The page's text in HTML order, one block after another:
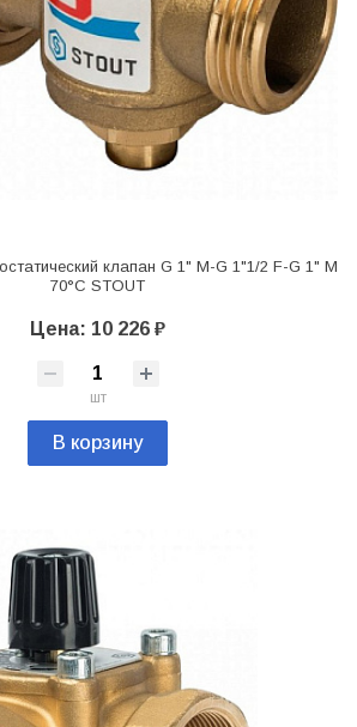
клапан G 1" M-G 1"1/2 F-G 1" M
70°C STOUT
Цена: 10 226 ₽
шт
В корзину